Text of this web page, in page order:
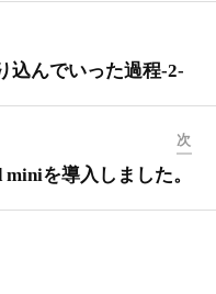
込んでいった過程-2-
次
miniを導入しました。